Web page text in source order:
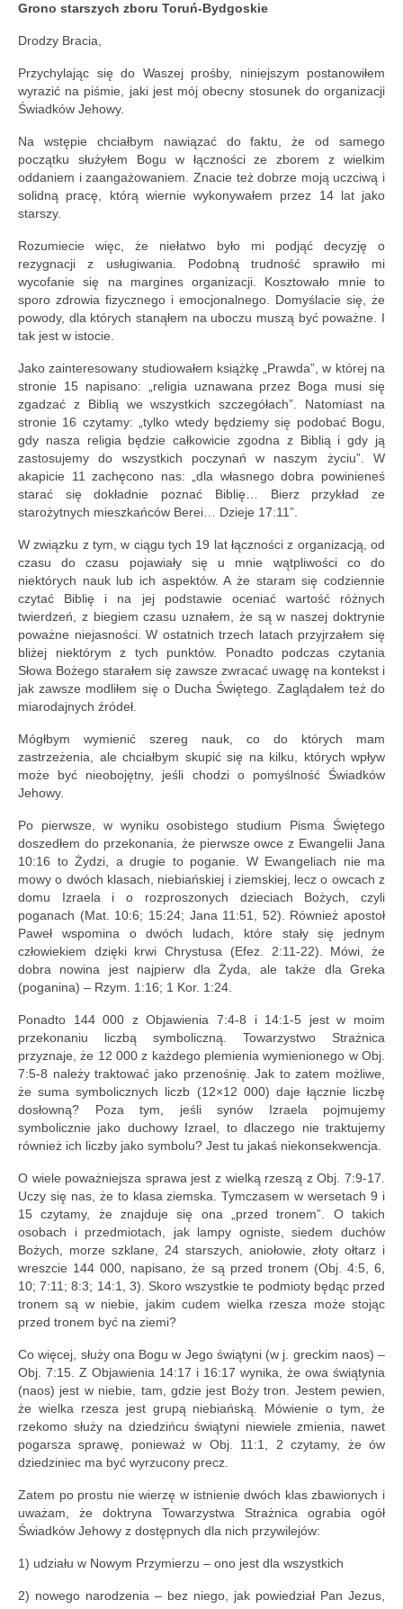
Grono starszych zboru Toruń-Bydgoskie
Drodzy Bracia,
Przychylając się do Waszej prośby, niniejszym postanowiłem
wyrazić na piśmie, jaki jest mój obecny stosunek do organizacji
Świadków Jehowy.
Na wstępie chciałbym nawiązać do faktu, że od samego
początku służyłem Bogu w łączności ze zborem z wielkim
oddaniem i zaangażowaniem. Znacie też dobrze moją uczciwą i
solidną pracę, którą wiernie wykonywałem przez 14 lat jako
starszy.
Rozumiecie więc, że niełatwo było mi podjąć decyzję o
rezygnacji z usługiwania. Podobną trudność sprawiło mi
wycofanie się na margines organizacji. Kosztowało mnie to
sporo zdrowia fizycznego i emocjonalnego. Domyślacie się, że
powody, dla których stanąłem na uboczu muszą być poważne. I
tak jest w istocie.
Jako zainteresowany studiowałem książkę „Prawda”, w której na
stronie 15 napisano: „religia uznawana przez Boga musi się
zgadzać z Biblią we wszystkich szczegółach”. Natomiast na
stronie 16 czytamy: „tylko wtedy będziemy się podobać Bogu,
gdy nasza religia będzie całkowicie zgodna z Biblią i gdy ją
zastosujemy do wszystkich poczynań w naszym życiu”. W
akapicie 11 zachęcono nas: „dla własnego dobra powinieneś
starać się dokładnie poznać Biblię… Bierz przykład ze
starożytnych mieszkańców Berei… Dzieje 17:11”.
W związku z tym, w ciągu tych 19 lat łączności z organizacją, od
czasu do czasu pojawiały się u mnie wątpliwości co do
niektórych nauk lub ich aspektów. A że staram się codziennie
czytać Biblię i na jej podstawie oceniać wartość różnych
twierdzeń, z biegiem czasu uznałem, że są w naszej doktrynie
poważne niejasności. W ostatnich trzech latach przyjrzałem się
bliżej niektórym z tych punktów. Ponadto podczas czytania
Słowa Bożego starałem się zawsze zwracać uwagę na kontekst i
jak zawsze modliłem się o Ducha Świętego. Zaglądałem też do
miarodajnych źródeł.
Mógłbym wymienić szereg nauk, co do których mam
zastrzeżenia, ale chciałbym skupić się na kilku, których wpływ
może być nieobojętny, jeśli chodzi o pomyślność Świadków
Jehowy.
Po pierwsze, w wyniku osobistego studium Pisma Świętego
doszedłem do przekonania, że pierwsze owce z Ewangelii Jana
10:16 to Żydzi, a drugie to poganie. W Ewangeliach nie ma
mowy o dwóch klasach, niebiańskiej i ziemskiej, lecz o owcach z
domu Izraela i o rozproszonych dzieciach Bożych, czyli
poganach (Mat. 10:6; 15:24; Jana 11:51, 52). Również apostoł
Paweł wspomina o dwóch ludach, które stały się jednym
człowiekiem dzięki krwi Chrystusa (Efez. 2:11-22). Mówi, że
dobra nowina jest najpierw dla Żyda, ale także dla Greka
(poganina) – Rzym. 1:16; 1 Kor. 1:24.
Ponadto 144 000 z Objawienia 7:4-8 i 14:1-5 jest w moim
przekonaniu liczbą symboliczną. Towarzystwo Strażnica
przyznaje, że 12 000 z każdego plemienia wymienionego w Obj.
7:5-8 należy traktować jako przenośnię. Jak to zatem możliwe,
że suma symbolicznych liczb (12×12 000) daje łącznie liczbę
dosłowną? Poza tym, jeśli synów Izraela pojmujemy
symbolicznie jako duchowy Izrael, to dlaczego nie traktujemy
również ich liczby jako symbolu? Jest tu jakaś niekonsekwencja.
O wiele poważniejsza sprawa jest z wielką rzeszą z Obj. 7:9-17.
Uczy się nas, że to klasa ziemska. Tymczasem w wersetach 9 i
15 czytamy, że znajduje się ona „przed tronem”. O takich
osobach i przedmiotach, jak lampy ogniste, siedem duchów
Bożych, morze szklane, 24 starszych, aniołowie, złoty ołtarz i
wreszcie 144 000, napisano, że są przed tronem (Obj. 4:5, 6,
10; 7:11; 8:3; 14:1, 3). Skoro wszystkie te podmioty będąc przed
tronem są w niebie, jakim cudem wielka rzesza może stojąc
przed tronem być na ziemi?
Co więcej, służy ona Bogu w Jego świątyni (w j. greckim naos) –
Obj. 7:15. Z Objawienia 14:17 i 16:17 wynika, że owa świątynia
(naos) jest w niebie, tam, gdzie jest Boży tron. Jestem pewien,
że wielka rzesza jest grupą niebiańską. Mówienie o tym, że
rzekomo służy na dziedzińcu świątyni niewiele zmienia, nawet
pogarsza sprawę, ponieważ w Obj. 11:1, 2 czytamy, że ów
dziedziniec ma być wyrzucony precz.
Zatem po prostu nie wierzę w istnienie dwóch klas zbawionych i
uważam, że doktryna Towarzystwa Strażnica ograbia ogół
Świadków Jehowy z dostępnych dla nich przywilejów:
1) udziału w Nowym Przymierzu – ono jest dla wszystkich
2) nowego narodzenia – bez niego, jak powiedział Pan Jezus,